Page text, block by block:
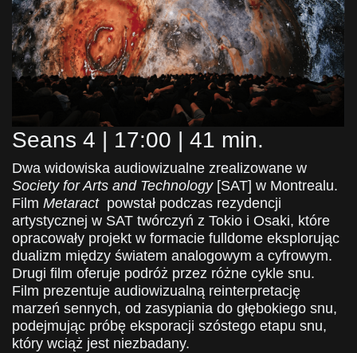
Seans 4 | 17:00 | 41 min.
Dwa widowiska audiowizualne zrealizowane w
Society for Arts and Technology[SAT] w Montrealu.
Film Metaract powstał podczas rezydencji
artystycznej w SAT twórczyń z Tokio i Osaki, które
opracowały projekt w formacie fulldome eksplorując
dualizm między światem analogowym a cyfrowym.
Drugi film oferuje podróż przez różne cykle snu.
Film prezentuje audiowizualną reinterpretację
marzeń sennych, od zasypiania do głębokiego snu,
podejmując próbę eksporacji szóstego etapu snu,
który wciąż jest niezbadany.